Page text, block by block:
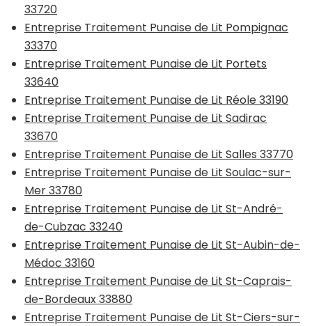
33720
Entreprise Traitement Punaise de Lit Pompignac
33370
Entreprise Traitement Punaise de Lit Portets
33640
Entreprise Traitement Punaise de Lit Réole 33190
Entreprise Traitement Punaise de Lit Sadirac
33670
Entreprise Traitement Punaise de Lit Salles 33770
Entreprise Traitement Punaise de Lit Soulac-sur-
Mer 33780
Entreprise Traitement Punaise de Lit St-André-
de-Cubzac 33240
Entreprise Traitement Punaise de Lit St-Aubin-de-
Médoc 33160
Entreprise Traitement Punaise de Lit St-Caprais-
de-Bordeaux 33880
Entreprise Traitement Punaise de Lit St-Ciers-sur-